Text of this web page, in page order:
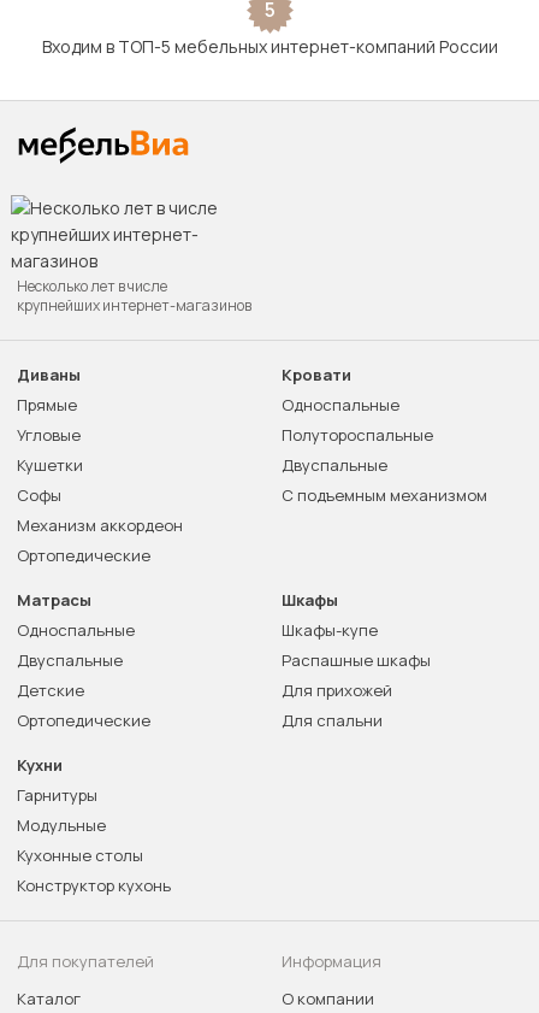
5
Входим в ТОП-5 мебельных интернет-компаний России
Несколько лет в числе
крупнейших интернет-магазинов
Диваны
Прямые
Угловые
Кушетки
Софы
Механизм аккордеон
Ортопедические
Кровати
Односпальные
Полутороспальные
Двуспальные
С подъемным механизмом
Матрасы
Односпальные
Двуспальные
Детские
Ортопедические
Шкафы
Шкафы-купе
Распашные шкафы
Для прихожей
Для спальни
Кухни
Гарнитуры
Модульные
Кухонные столы
Конструктор кухонь
Для покупателей
Каталог
Информация
О компании